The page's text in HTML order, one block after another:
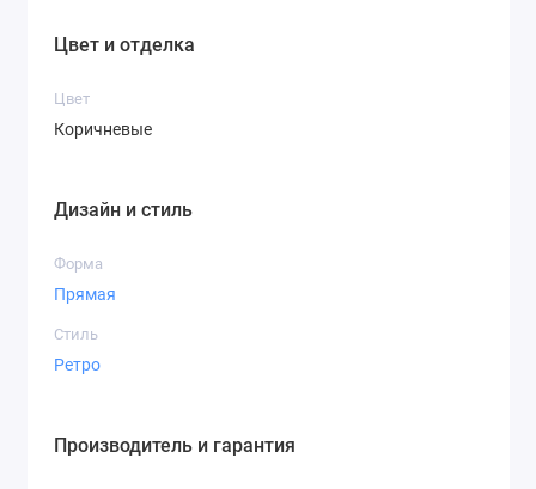
Цвет и отделка
Цвет
Коричневые
Дизайн и стиль
Форма
Прямая
Стиль
Ретро
Производитель и гарантия